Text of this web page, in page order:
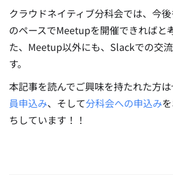
クラウドネイティブ分科会では、今
のペースでMeetupを開催できればと
た、Meetup以外にも、Slackでの交
す。
本記事を読んでご興味を持たれた方
員申込み、そして分科会への申込み
ちしています！！